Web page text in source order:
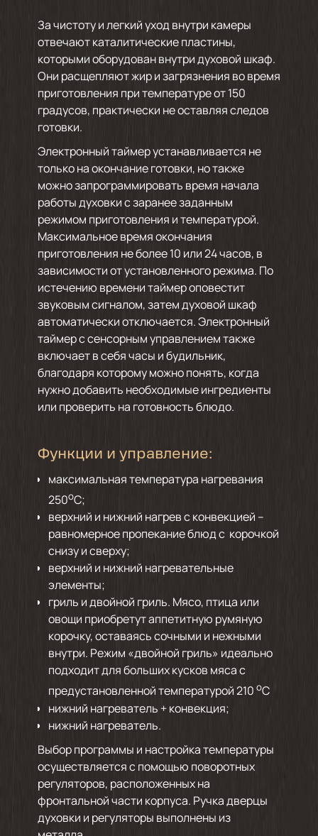
За чистоту и легкий уход внутри камеры
отвечают каталитические пластины,
которыми оборудован внутри духовой шкаф.
Они расщепляют жир и загрязнения во время
приготовления при температуре от 150
градусов, практически не оставляя следов
готовки.
Электронный таймер устанавливается не
только на окончание готовки, но также
можно запрограммировать время начала
работы духовки с заранее заданным
режимом приготовления и температурой.
Максимальное время окончания
приготовления не более 10 или 24 часов, в
зависимости от установленного режима. По
истечению времени таймер оповестит
звуковым сигналом, затем духовой шкаф
автоматически отключается. Электронный
таймер с сенсорным управлением также
включает в себя часы и будильник,
благодаря которому можно понять, когда
нужно добавить необходимые ингредиенты
или проверить на готовность блюдо.
Функции и управление:
максимальная температура нагревания
250оC;
верхний и нижний нагрев с конвекцией –
равномерное пропекание блюд с корочкой
снизу и сверху;
верхний и нижний нагревательные
элементы;
гриль и двойной гриль. Мясо, птица или
овощи приобретут аппетитную румяную
корочку, оставаясь сочными и нежными
внутри. Режим «двойной гриль» идеально
подходит для больших кусков мяса с
предустановленной температурой 210 оC
нижний нагреватель + конвекция;
нижний нагреватель.
Выбор программы и настройка температуры
осуществляется с помощью поворотных
регуляторов, расположенных на
фронтальной части корпуса. Ручка дверцы
духовки и регуляторы выполнены из